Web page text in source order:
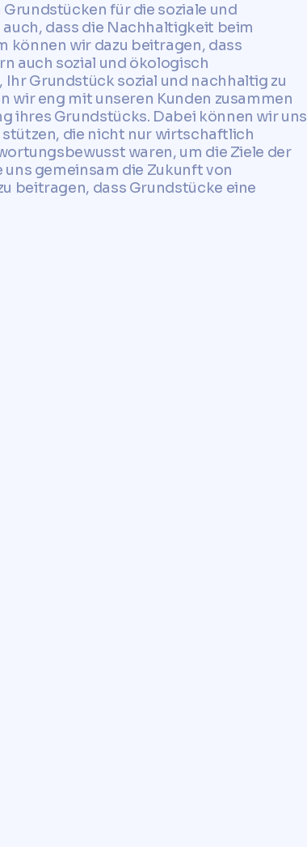
für die soziale und
dass die Nachhaltigkeit beim
können wir dazu beitragen, dass
auch sozial und ökologisch
Grundstück sozial und nachhaltig zu
wir eng mit unseren Kunden zusammen
ihres Grundstücks. Dabei können wir uns
die nicht nur wirtschaftlich
waren, um die Ziele der
uns gemeinsam die Zukunft von
beitragen, dass Grundstücke eine